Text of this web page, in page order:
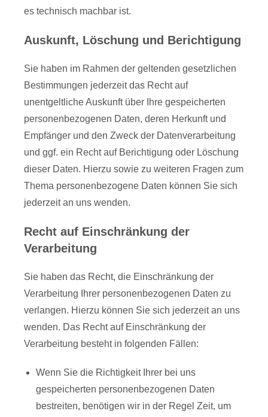
es technisch machbar ist.
Auskunft, Löschung und Berichtigung
Sie haben im Rahmen der geltenden gesetzlichen
Bestimmungen jederzeit das Recht auf
unentgeltliche Auskunft über Ihre gespeicherten
personenbezogenen Daten, deren Herkunft und
Empfänger und den Zweck der Datenverarbeitung
und ggf. ein Recht auf Berichtigung oder Löschung
dieser Daten. Hierzu sowie zu weiteren Fragen zum
Thema personenbezogene Daten können Sie sich
jederzeit an uns wenden.
Recht auf Einschränkung der
Verarbeitung
Sie haben das Recht, die Einschränkung der
Verarbeitung Ihrer personenbezogenen Daten zu
verlangen. Hierzu können Sie sich jederzeit an uns
wenden. Das Recht auf Einschränkung der
Verarbeitung besteht in folgenden Fällen:
Wenn Sie die Richtigkeit Ihrer bei uns
gespeicherten personenbezogenen Daten
bestreiten, benötigen wir in der Regel Zeit, um